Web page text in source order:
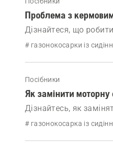
Проблема з
Дізнайтеся, що
газонокосарки із
# газонокосарки із
Посібники
Як замінити моторну
Дізнайтесь, як
# газонокосарка із